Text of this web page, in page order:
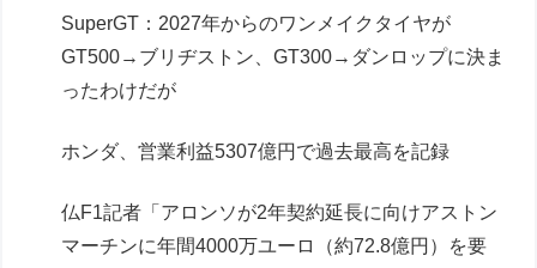
SuperGT：2027年からのワンメイクタイヤが
GT500→ブリヂストン、GT300→ダンロップに決ま
ったわけだが
ホンダ、営業利益5307億円で過去最高を記録
仏F1記者「アロンソが2年契約延長に向けアストン
マーチンに年間4000万ユーロ（約72.8億円）を要